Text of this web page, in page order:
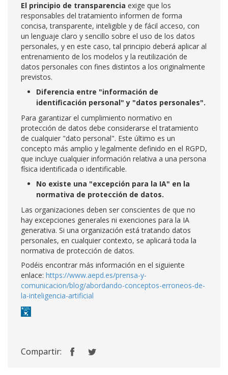
El principio de transparencia exige que los
responsables del tratamiento informen de forma
concisa, transparente, inteligible y de fácil acceso, con
un lenguaje claro y sencillo sobre el uso de los datos
personales, y en este caso, tal principio deberá aplicar al
entrenamiento de los modelos y la reutilización de
datos personales con fines distintos a los originalmente
previstos.
Diferencia entre "información de
identificación personal" y "datos personales".
Para garantizar el cumplimiento normativo en
protección de datos debe considerarse el tratamiento
de cualquier "dato personal". Este último es un
concepto más amplio y legalmente definido en el RGPD,
que incluye cualquier información relativa a una persona
física identificada o identificable.
No existe una "excepción para la IA" en la
normativa de protección de datos.
Las organizaciones deben ser conscientes de que no
hay excepciones generales ni exenciones para la IA
generativa. Si una organización está tratando datos
personales, en cualquier contexto, se aplicará toda la
normativa de protección de datos.
Podéis encontrar más información en el siguiente
enlace: https://www.aepd.es/prensa-y-
comunicacion/blog/abordando-conceptos-erroneos-de-
la-inteligencia-artificial
Compartir: